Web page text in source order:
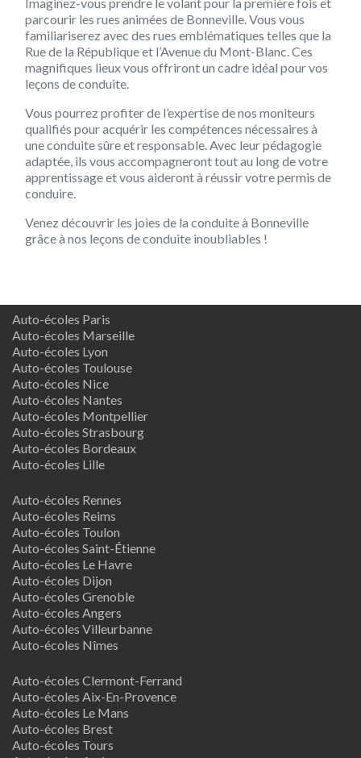
parcourir les rues animées de Bonneville. Vous vous
familiariserez avec des rues emblématiques telles que la
Rue de la République et l’Avenue du Mont-Blanc. Ces
magnifiques lieux vous offriront un cadre idéal pour vos
leçons de conduite.
Vous pourrez profiter de l’expertise de nos moniteurs
qualifiés pour acquérir les compétences nécessaires à
une conduite sûre et responsable. Avec leur pédagogie
adaptée, ils vous accompagneront tout au long de votre
apprentissage et vous aideront à réussir votre permis de
conduire.
Venez découvrir les joies de la conduite à Bonneville
grâce à nos leçons de conduite inoubliables !
Auto-écoles Paris
Auto-écoles Marseille
Auto-écoles Lyon
Auto-écoles Toulouse
Auto-écoles Nice
Auto-écoles Nantes
Auto-écoles Montpellier
Auto-écoles Strasbourg
Auto-écoles Bordeaux
Auto-écoles Lille
Auto-écoles Rennes
Auto-écoles Reims
Auto-écoles Toulon
Auto-écoles Saint-Étienne
Auto-écoles Le Havre
Auto-écoles Dijon
Auto-écoles Grenoble
Auto-écoles Angers
Auto-écoles Villeurbanne
Auto-écoles Nîmes
Auto-écoles Clermont-Ferrand
Auto-écoles Aix-En-Provence
Auto-écoles Le Mans
Auto-écoles Brest
Auto-écoles Tours